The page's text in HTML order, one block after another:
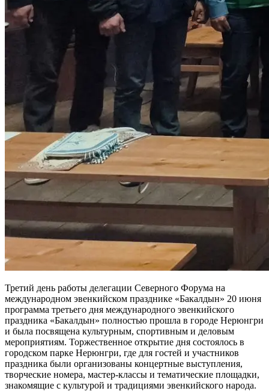
Третий день работы делегации Северного Форума на
международном эвенкийском празднике «Бакалдын» 20 июня
программа третьего дня международного эвенкийского
праздника «Бакалдын» полностью прошла в городе Нерюнгри
и была посвящена культурным, спортивным и деловым
мероприятиям. Торжественное открытие дня состоялось в
городском парке Нерюнгри, где для гостей и участников
праздника были организованы концертные выступления,
творческие номера, мастер-классы и тематические площадки,
знакомящие с культурой и традициями эвенкийского народа.